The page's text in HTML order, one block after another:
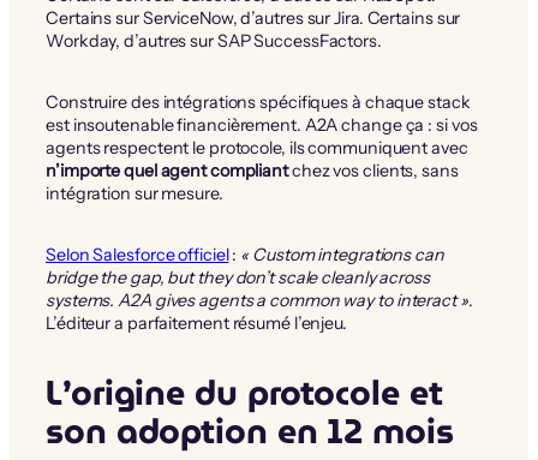
Certains sur ServiceNow, d’autres sur Jira. Certains sur
Workday, d’autres sur SAP SuccessFactors.
Construire des intégrations spécifiques à chaque stack
est insoutenable financièrement. A2A change ça : si vos
agents respectent le protocole, ils communiquent avec
n’importe quel agent compliantchez vos clients, sans
intégration sur mesure.
Selon Salesforce officiel: « Custom integrations can
bridge the gap, but they don’t scale cleanly across
systems. A2A gives agents a common way to interact ».
L’éditeur a parfaitement résumé l’enjeu.
L’origine du protocole et
son adoption en 12 mois